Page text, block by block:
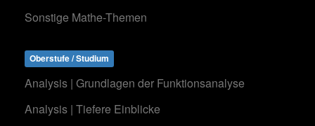
Sonstige Mathe-Themen
Oberstufe / Studium
Analysis | Grundlagen der Funktionsanalyse
Analysis | Tiefere Einblicke